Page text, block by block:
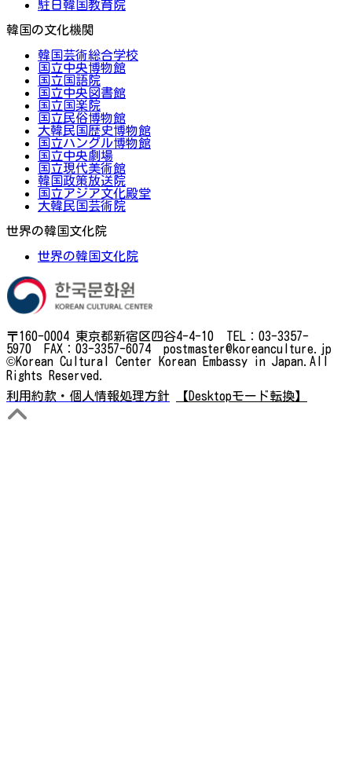
駐日韓国教育院
韓国の文化機関
韓国芸術総合学校
国立中央博物館
国立国語院
国立中央図書館
国立国楽院
国立民俗博物館
大韓民国歴史博物館
国立ハングル博物館
国立中央劇場
国立現代美術館
韓国政策放送院
国立アジア文化殿堂
大韓民国芸術院
世界の韓国文化院
世界の韓国文化院
〒160-0004 東京都新宿区四谷4-4-10 TEL：03-3357-
5970 FAX：03-3357-6074 postmaster@koreanculture.jp
©Korean Cultural Center Korean Embassy in Japan.All
Rights Reserved.
利用約款・個人情報処理方針
【Desktopモード転換】